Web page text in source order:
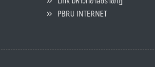
PBRU INTERNET